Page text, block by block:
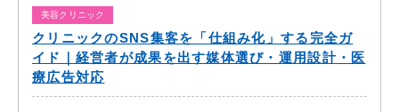
美容クリニック
クリニックのSNS集客を「仕組み化」する完全ガ
イド｜経営者が成果を出す媒体選び・運用設計・医
療広告対応